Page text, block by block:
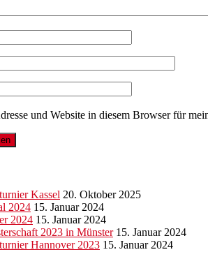
und Website in diesem Browser für
Kassel 20. Oktober 2025
2024 15. Januar 2024
2024 15. Januar 2024
2023 in Münster 15. Januar 2024
Hannover 2023 15. Januar 2024